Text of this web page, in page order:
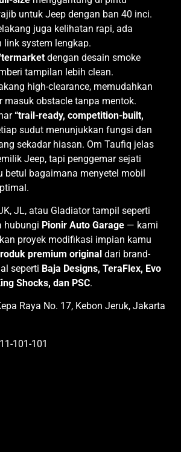
untuk Jeep dengan ban 40 inci.
juga kelihatan rapi, ada
link system lengkap.
dengan desain smoke
tampilan lebih clean.
high-clearance, memudahkan
masuk obstacle tanpa mentok.
“trail-ready, competition-built,
sudut menunjukkan fungsi dan
sekadar hiasan. Om Taufiq jelas
Jeep, tapi penggemar sejati
betul bagaimana menyetel mobil
JL, atau Gladiator tampil seperti
hubungi Pionir Auto Garage — kami
proyek modifikasi impian kamu
premium original dari brand-
seperti Baja Designs, TeraFlex, Evo
Shocks, dan PSC.
Raya No. 17, Kebon Jeruk, Jakarta
101-101